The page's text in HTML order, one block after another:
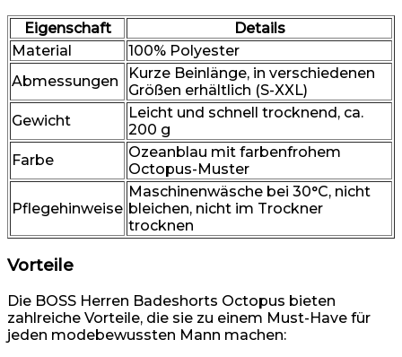
Eigenschaft
Details
Material
100% Polyester
Abmessungen
Kurze Beinlänge, in verschiedenen
Größen erhältlich (S-XXL)
Gewicht
Leicht und schnell trocknend, ca.
200 g
Farbe
Ozeanblau mit farbenfrohem
Octopus-Muster
Pflegehinweise
Maschinenwäsche bei 30°C, nicht
bleichen, nicht im Trockner
trocknen
Vorteile
Die BOSS Herren Badeshorts Octopus bieten
zahlreiche Vorteile, die sie zu einem Must-Have für
jeden modebewussten Mann machen: